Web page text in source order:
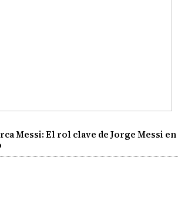
Messi: El rol clave de Jorge Messi en